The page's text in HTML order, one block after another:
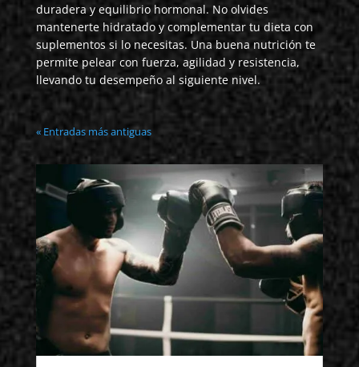
duradera y equilibrio hormonal. No olvides
mantenerte hidratado y complementar tu dieta con
suplementos si lo necesitas. Una buena nutrición te
permite pelear con fuerza, agilidad y resistencia,
llevando tu desempeño al siguiente nivel.
« Entradas más antiguas